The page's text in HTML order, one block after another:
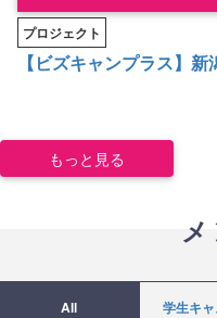
プロジェクト
【ビズキャンプラス】
もっと見る
All 学生キ